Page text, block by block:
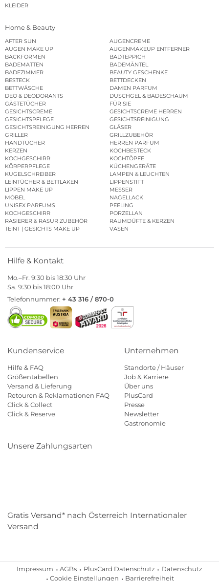
KLEIDER
Home & Beauty
AFTER SUN
AUGENCREME
AUGEN MAKE UP
AUGENMAKEUP ENTFERNER
BACKFORMEN
BADTEPPICH
BADEMATTEN
BADEMÄNTEL
BADEZIMMER
BEAUTY GESCHENKE
BESTECK
BETTDECKEN
BETTWÄSCHE
DAMEN PARFUM
DEO & DEODORANTS
DUSCHGEL & BADESCHAUM
GÄSTETÜCHER
FÜR SIE
GESICHTSCREME
GESICHTSCREME HERREN
GESICHTSPFLEGE
GESICHTSREINIGUNG
GESICHTSREINIGUNG HERREN
GLÄSER
GRILLER
GRILLZUBEHÖR
HANDTÜCHER
HERREN PARFUM
KERZEN
KOCHBESTECK
KOCHGESCHIRR
KOCHTÖPFE
KÖRPERPFLEGE
KÜCHENGERÄTE
KUGELSCHREIBER
LAMPEN & LEUCHTEN
LEINTÜCHER & BETTLAKEN
LIPPENSTIFT
LIPPEN MAKE UP
MESSER
MÖBEL
NAGELLACK
UNISEX PARFUMS
PEELING
KOCHGESCHIRR
PORZELLAN
RASIERER & RASUR ZUBEHÖR
RAUMDÜFTE & KERZEN
TEINT | GESICHTS MAKE UP
VASEN
Hilfe & Kontakt
Mo.–Fr. 9:30 bis 18:30 Uhr
Sa. 9:30 bis 18:00 Uhr
Telefonnummer: + 43 316 / 870-0
Kundenservice
Hilfe & FAQ
Größentabellen
Versand & Lieferung
Retouren & Reklamationen FAQ
Click & Collect
Click & Reserve
Unternehmen
Standorte / Häuser
Job & Karriere
Über uns
PlusCard
Presse
Newsletter
Gastronomie
Unsere Zahlungsarten
Gratis Versand* nach Österreich Internationaler
Versand
Impressum AGBs PlusCard Datenschutz
Datenschutz
Cookie Einstellungen
Barrierefreiheit